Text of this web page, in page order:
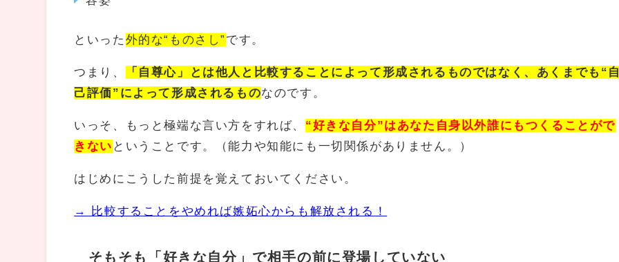
といった 外的な“ものさし” です。
つまり、 「自尊心」とは他人と比較することによって形成されるものではなく、 あくまでも“自
己評価”によって形成されるものなのです。
いっそ、もっと極端な言い方をすれば、 “好きな自分”はあなた自身以外誰にもつくることがで
きない ということです。（能力や知能にも一切関係がありません。）
はじめにこうした前提を覚えておいてください。
→ 比較することをやめれば嫉妬心からも解放される！
そもそも「好きな自分」で相手の前に登場していない